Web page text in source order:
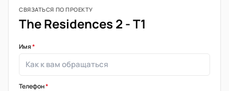
СВЯЗАТЬСЯ ПО ПРОЕКТУ
The Residences 2 - T1
Имя*
Телефон*